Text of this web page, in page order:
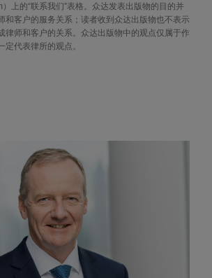
）上的“联系我们”表格。众达发表出版物的目的并
和客户的服务关系；读者收到众达出版物也不表示
律师和客户的关系。众达出版物中的观点仅属于作
代表律所的观点。